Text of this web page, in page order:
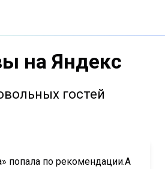
на Яндекс
гостей
попала по рекомендации.А